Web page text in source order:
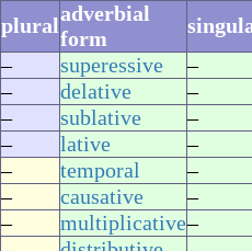
pluraladverbial
form
– superessive
–
– delative
–
– sublative
–
– lative
–
– temporal
–
– causative
–
– multiplicative–